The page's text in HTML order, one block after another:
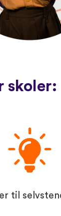
skoler:
til